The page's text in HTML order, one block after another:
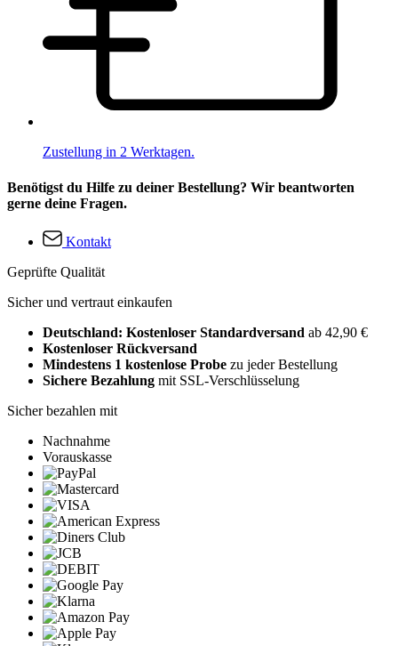
Zustellung in 2 Werktagen.
Benötigst du Hilfe zu deiner Bestellung? Wir beantworten
gerne deine Fragen.
Kontakt
Geprüfte Qualität
Sicher und vertraut einkaufen
Deutschland: Kostenloser Standardversand ab 42,90 €
Kostenloser Rückversand
Mindestens 1 kostenlose Probe zu jeder Bestellung
Sichere Bezahlung mit SSL-Verschlüsselung
Sicher bezahlen mit
Nachnahme
Vorauskasse